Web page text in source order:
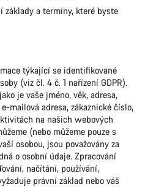
a termíny, které byste
týkající se identifikované
(viz čl. 4 č. 1 nařízení GDPR).
je vaše jméno, věk, adresa,
mailová adresa, zákaznické číslo,
na našich webových
(nebo můžeme pouze s
osobou, jsou považovány za
o osobní údaje. Zpracování
načítání, používání,
právní základ nebo váš